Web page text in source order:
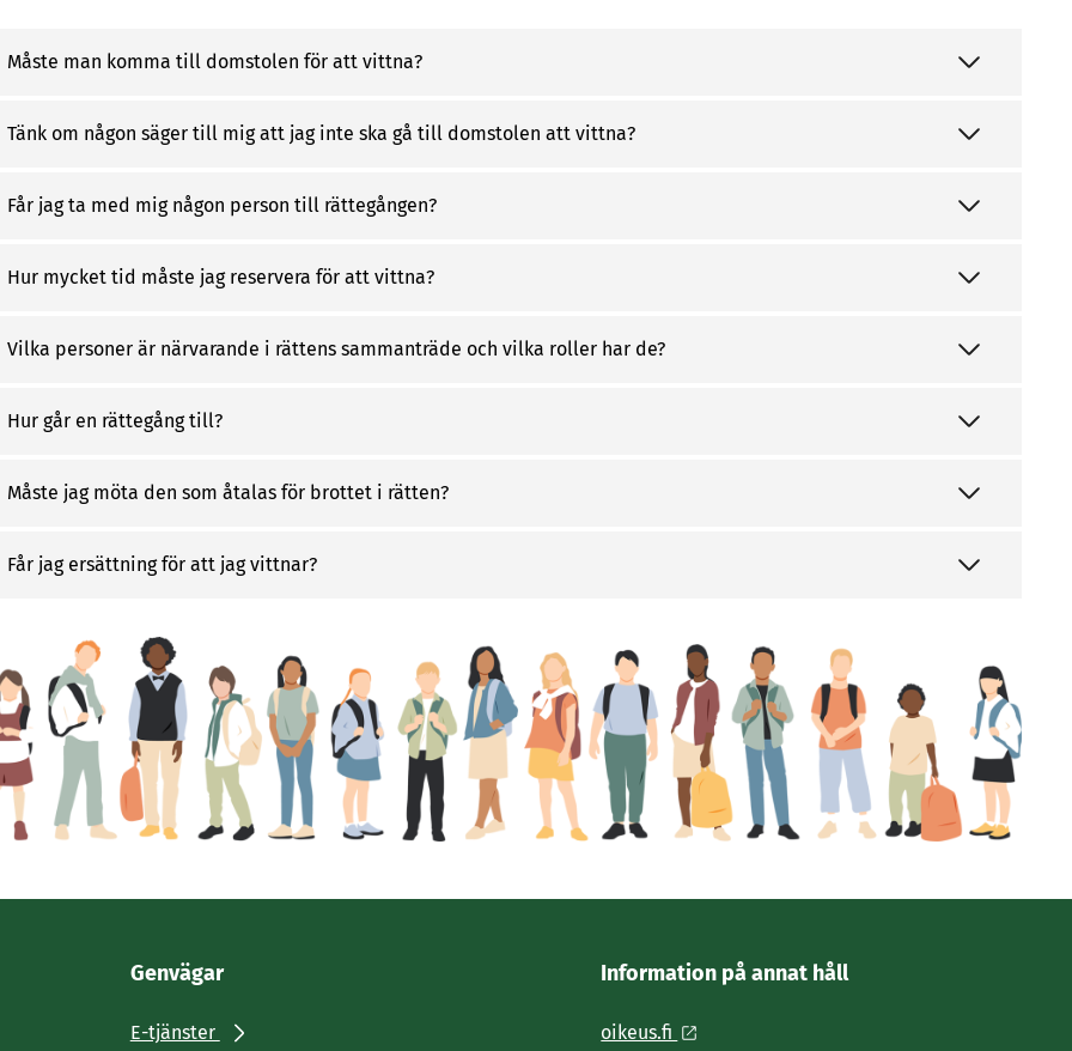
Måste man komma till domstolen för att vittna?
Tänk om någon säger till mig att jag inte ska gå till domstolen att vittna?
Får jag ta med mig någon person till rättegången?
Hur mycket tid måste jag reservera för att vittna?
Vilka personer är närvarande i rättens sammanträde och vilka roller har de?
Hur går en rättegång till?
Måste jag möta den som åtalas för brottet i rätten?
Får jag ersättning för att jag vittnar?
Genvägar
E-tjänster
Information på annat håll
oikeus.fi